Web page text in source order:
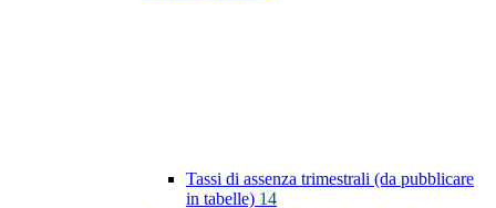
Tassi di assenza trimestrali (da pubblicare
in tabelle) 14